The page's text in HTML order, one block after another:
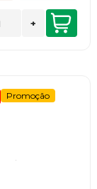
+
Promoção